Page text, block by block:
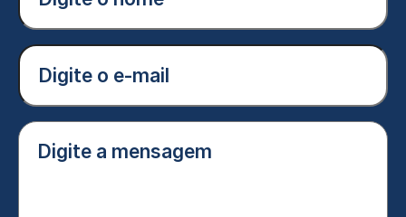
nome
(Obrigatório)
E-
mail
(Obrigatório)
Digite